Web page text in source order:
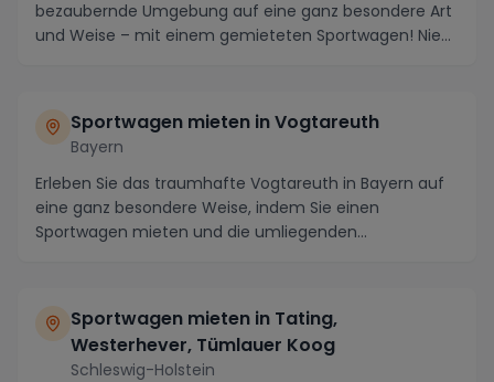
bezaubernde Umgebung auf eine ganz besondere Art
und Weise – mit einem gemieteten Sportwagen! Nie...
Sportwagen mieten in Vogtareuth
Bayern
Erleben Sie das traumhafte Vogtareuth in Bayern auf
eine ganz besondere Weise, indem Sie einen
Sportwagen mieten und die umliegenden
Sportwagen mieten in Tating,
Westerhever, Tümlauer Koog
Schleswig-Holstein